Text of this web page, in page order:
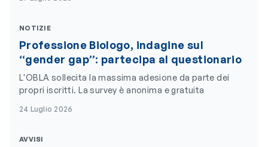
NOTIZIE
Professione Biologo, indagine sul
“gender gap”: partecipa al questionario
L'OBLA sollecita la massima adesione da parte dei
propri iscritti. La survey è anonima e gratuita
24 Luglio 2026
AVVISI